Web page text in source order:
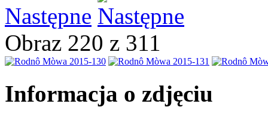
Następne
Obraz 220 z 311
Informacja o zdjęciu